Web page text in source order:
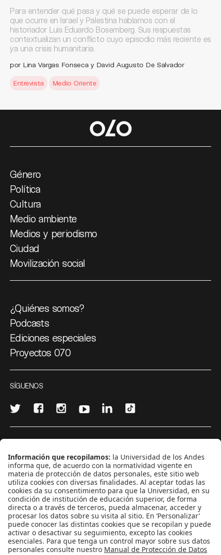
Para entender qué pasa y qué se puede esperar de lo
que ocurre en Israel y Palestina hablamos con el
historiador Luis Eduardo Bosemberg. Sus respuestas
contextualizan un conflicto cuyo episodio más reciente es
ya una crisis humanitaria.
por Lina Vargas Fonseca y David Augusto De Salvador
Entrevista Medio Oriente
Género
Política
Cultura
Medio ambiente
Medios y periodismo
Ciudad
Movilización social
¿Quiénes somos?
Podcasts
Ediciones especiales
Proyectos 070
SÍGUENOS
CONTÁCTANOS
cerosetenta@uniandes.edu.co
BOGOTÁ, COLOMBIA
NEWSLETTER